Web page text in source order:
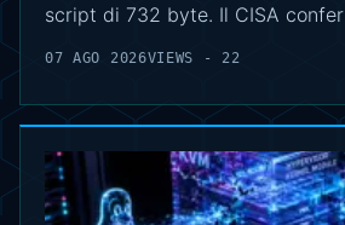
script di 732 byte. Il CISA
07 AGO 2026VIEWS - 22